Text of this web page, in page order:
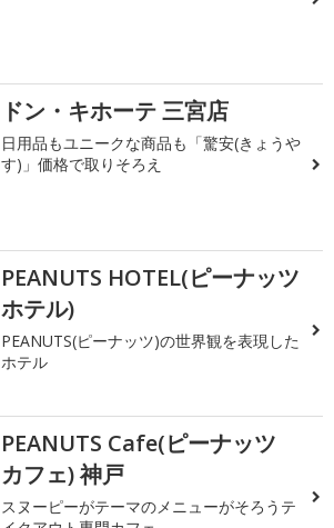
ドン・キホーテ 三宮店
日用品もユニークな商品も「驚安(きょうや
す)」価格で取りそろえ
PEANUTS HOTEL(ピーナッツ
ホテル)
PEANUTS(ピーナッツ)の世界観を表現した
ホテル
PEANUTS Cafe(ピーナッツ
カフェ) 神戸
スヌーピーがテーマのメニューがそろうテ